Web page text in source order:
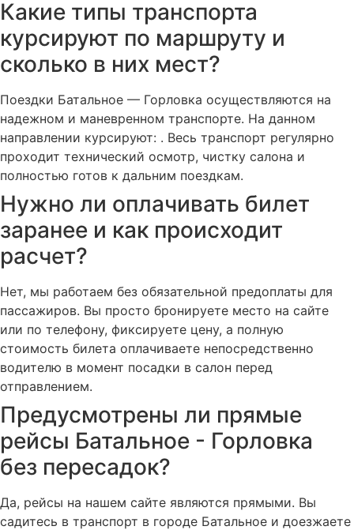
Какие типы транспорта
курсируют по маршруту и
сколько в них мест?
Поездки Батальное — Горловка осуществляются на
надежном и маневренном транспорте. На данном
направлении курсируют: . Весь транспорт регулярно
проходит технический осмотр, чистку салона и
полностью готов к дальним поездкам.
Нужно ли оплачивать билет
заранее и как происходит
расчет?
Нет, мы работаем без обязательной предоплаты для
пассажиров. Вы просто бронируете место на сайте
или по телефону, фиксируете цену, а полную
стоимость билета оплачиваете непосредственно
водителю в момент посадки в салон перед
отправлением.
Предусмотрены ли прямые
рейсы Батальное - Горловка
без пересадок?
Да, рейсы на нашем сайте являются прямыми. Вы
садитесь в транспорт в городе Батальное и доезжаете